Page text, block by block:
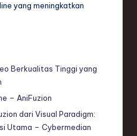
yang meningkatkan
Berkualitas Tinggi yang
– AniFuzion
dari Visual Paradigm:
Utama – Cybermedian